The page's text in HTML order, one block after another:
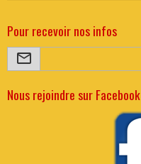
Pour recevoir nos infos
Nous rejoindre sur Facebook